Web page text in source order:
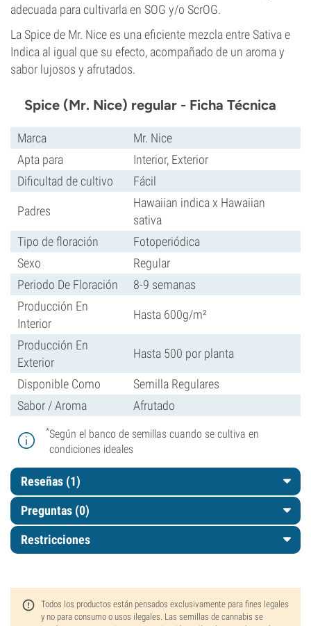
adecuada para cultivarla en SOG y/o ScrOG.
La Spice de Mr. Nice es una eficiente mezcla entre Sativa e
Indica al igual que su efecto, acompañado de un aroma y
sabor lujosos y afrutados.
Spice (Mr. Nice) regular - Ficha Técnica
Marca
Mr. Nice
Apta para
Interior, Exterior
Dificultad de cultivo
Fácil
Padres
Hawaiian indica x Hawaiian
sativa
Tipo de floración
Fotoperiódica
Sexo
Regular
Periodo De Floración
8-9 semanas
Producción En
Interior
Hasta 600g/m²
Producción En
Exterior
Hasta 500 por planta
Disponible Como
Semilla Regulares
Sabor / Aroma
Afrutado
*Según el banco de semillas cuando se cultiva en
condiciones ideales
Reseñas (1)
Preguntas (0)
Restricciones
Todos los productos están pensados exclusivamente para fines legales
y no para consumo o usos ilegales. Las semillas de cannabis se